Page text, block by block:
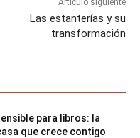
Artículo siguiente
Las estanterías y su
transformación
para libros: la
que crece contigo